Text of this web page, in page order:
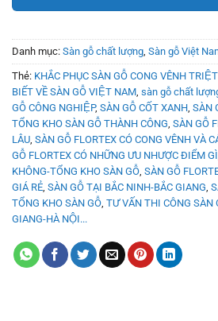
Danh mục: Sàn gỗ chất lượng, Sàn gỗ Việt
Thẻ: KHẮC PHỤC SÀN GỖ CONG VÊNH
BIẾT VỀ SÀN GỖ VIỆT NAM, sàn gỗ chất
GỖ CÔNG NGHIỆP, SÀN GỖ CỐT XANH, SÀN
TỔNG KHO SÀN GỖ THÀNH CÔNG, SÀN GỖ
LÂU, SÀN GỖ FLORTEX CÓ CONG VÊNH VÀ
GỖ FLORTEX CÓ NHỮNG ƯU NHƯỢC ĐIỂM GÌ
KHÔNG-TỔNG KHO SÀN GỖ, SÀN GỖ
GIÁ RẺ, SÀN GỖ TẠI BẮC NINH-BẮC GIANG,
TỔNG KHO SÀN GỖ, TƯ VẤN THI CÔNG SÀN
GIANG-HÀ NỘI...